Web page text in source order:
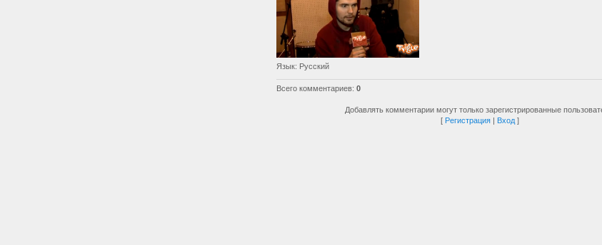
Язык: Русский
Всего комментариев: 0
Добавлять комментарии могут только зарегистрированные
[ Регистрация | Вход ]